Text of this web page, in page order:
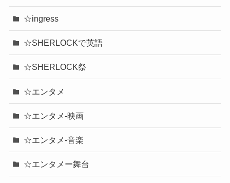
☆ingress
☆SHERLOCKで英語
☆SHERLOCK祭
☆エンタメ
☆エンタメ-映画
☆エンタメ-音楽
☆エンタメー舞台